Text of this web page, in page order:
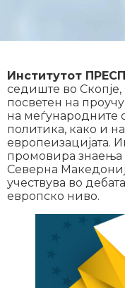
Институтот
седиште во
посветен на
на меѓународните
политика, како и
европеизацијата.
промовира знаења
Северна
учествува во
европско ниво.